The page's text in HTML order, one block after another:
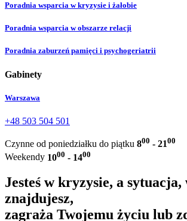
Poradnia wsparcia w kryzysie i żałobie
Poradnia wsparcia w obszarze relacji
Poradnia zaburzeń pamięci i psychogeriatrii
Gabinety
Warszawa
+48 503 504 501
Czynne od poniedziałku do piątku 800 - 2100
Weekendy 1000 - 1400
Jesteś w kryzysie, a
znajdujesz,
zagraża Twojemu życiu lub